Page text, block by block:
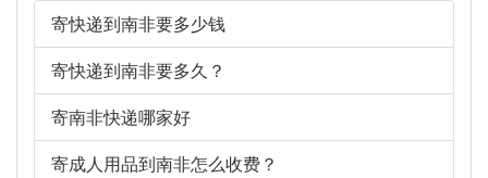
寄快递到南非要多少钱
寄快递到南非要多久？
寄南非快递哪家好
寄成人用品到南非怎么收费？